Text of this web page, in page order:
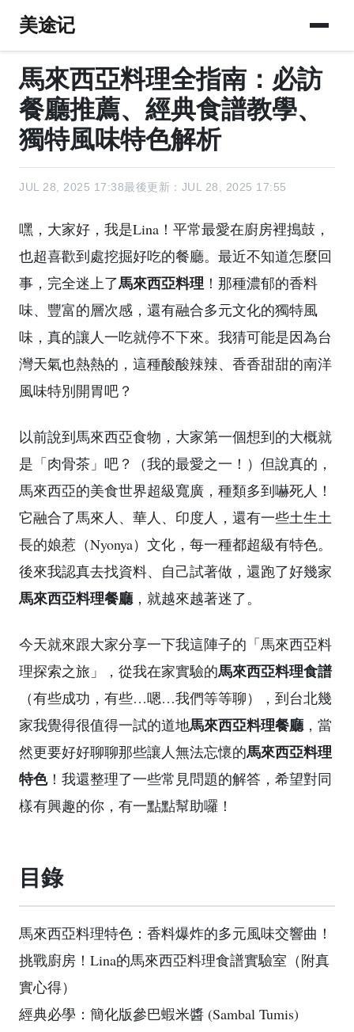
美途记
馬來西亞料理全指南：必訪
餐廳推薦、經典食譜教學、
獨特風味特色解析
JUL 28, 2025 17:38最後更新：JUL 28, 2025 17:55
嘿，大家好，我是Lina！平常最愛在廚房裡搗鼓，
也超喜歡到處挖掘好吃的餐廳。最近不知道怎麼回
事，完全迷上了馬來西亞料理 ！那種濃郁的香料
味、豐富的層次感，還有融合多元文化的獨特風
味，真的讓人一吃就停不下來。我猜可能是因為台
灣天氣也熱熱的，這種酸酸辣辣、香香甜甜的南洋
風味特別開胃吧？
以前說到馬來西亞食物，大家第一個想到的大概就
是「肉骨茶」吧？（我的最愛之一！）但說真的，
馬來西亞的美食世界超級寬廣，種類多到嚇死人！
它融合了馬來人、華人、印度人，還有一些土生土
長的娘惹（Nyonya）文化，每一種都超級有特色。
後來我認真去找資料、自己試著做，還跑了好幾家
馬來西亞料理餐廳，就越來越著迷了。
今天就來跟大家分享一下我這陣子的「馬來西亞料
理探索之旅」，從我在家實驗的馬來西亞料理食譜
（有些成功，有些…嗯…我們等等聊），到台北幾
家我覺得很值得一試的道地馬來西亞料理餐廳，當
然更要好好聊聊那些讓人無法忘懷的馬來西亞料理
特色！我還整理了一些常見問題的解答，希望對同
樣有興趣的你，有一點點幫助囉！
目錄
馬來西亞料理特色：香料爆炸的多元風味交響曲！
挑戰廚房！Lina的馬來西亞料理食譜實驗室（附真
實心得）
經典必學：簡化版參巴蝦米醬 (Sambal Tumis)